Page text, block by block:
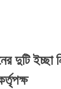
দুটি ইচ্ছা